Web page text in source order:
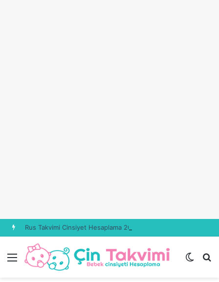
Rus Takvimi Cinsiyet Hesaplama 2026 Güncel
Menü
Dış